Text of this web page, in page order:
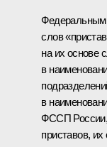
Федеральным
слов
на их основе
в
в
ФССП
приставов,